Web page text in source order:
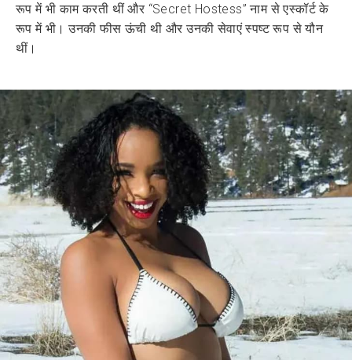
रूप में भी काम करती थीं और “Secret Hostess” नाम से एस्कॉर्ट के
रूप में भी। उनकी फीस ऊंची थी और उनकी सेवाएं स्पष्ट रूप से यौन
थीं।